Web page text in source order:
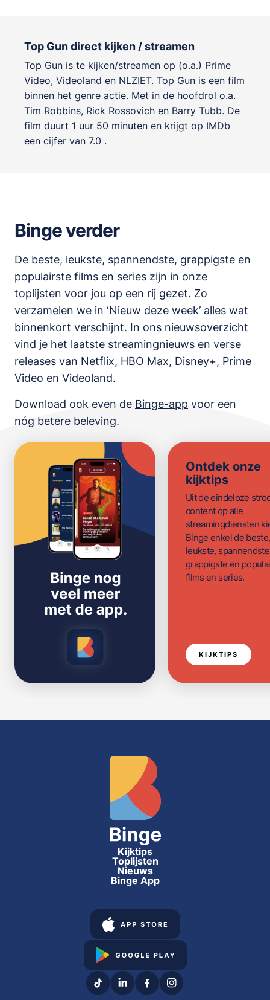
Top Gun direct kijken / streamen
Top Gun is te kijken/streamen op (o.a.) Prime
Video, Videoland en NLZIET. Top Gun is een film
binnen het genre actie. Met in de hoofdrol o.a.
Tim Robbins, Rick Rossovich en Barry Tubb. De
film duurt 1 uur 50 minuten en krijgt op IMDb
een cijfer van 7.0 .
Binge verder
De beste, leukste, spannendste, grappigste en
populairste films en series zijn in onze
toplijsten voor jou op een rij gezet. Zo
verzamelen we in ‘Nieuw deze week’ alles wat
binnenkort verschijnt. In ons nieuwsoverzicht
vind je het laatste streamingnieuws en verse
releases van Netflix, HBO Max, Disney+, Prime
Video en Videoland.
Download ook even de Binge-app voor een
nóg betere beleving.
Ontdek onze
kijktips
Uit de eindeloze
content op alle
streamingdiensten
Binge enkel de beste,
leukste,
grappigste en
films en series.
KIJKTIPS
Kijktips
Toplijsten
Nieuws
Binge App